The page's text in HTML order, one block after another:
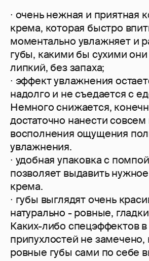
∙ очень нежная и приятная
крема, которая быстро
моментально увлажняет и
губы, какими бы сухими
липкий, без запаха;
∙ эффект увлажнения
надолго и не съедается с
Немного снижается,
достаточно нанести
восполнения ощущения
увлажнения.
∙ удобная упаковка с
позволяет выдавить
крема.
∙ губы выглядят очень
натурально - ровные,
Каких-либо спецэффектов
припухлостей не
ровные губы сами по себе